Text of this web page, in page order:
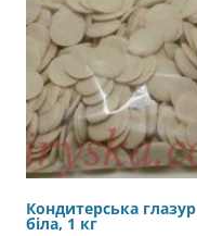
Кондитерська глазур
біла, 1 кг